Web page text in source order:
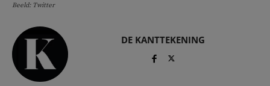
Beeld: Twitter
DE KANTTEKENING